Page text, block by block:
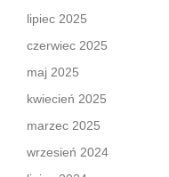
lipiec 2025
czerwiec 2025
maj 2025
kwiecień 2025
marzec 2025
wrzesień 2024